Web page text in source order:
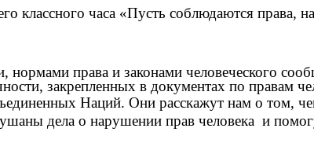
классного часа «Пусть соблюдаются права,
права и законами человеческого
, закрепленных в документах по правам
Наций. Они расскажут нам о том,
дела о нарушении прав человека и